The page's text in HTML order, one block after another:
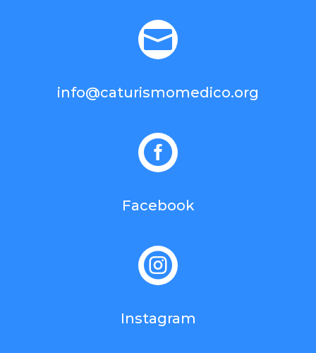

info@caturismomedico.org

Facebook

Instagram